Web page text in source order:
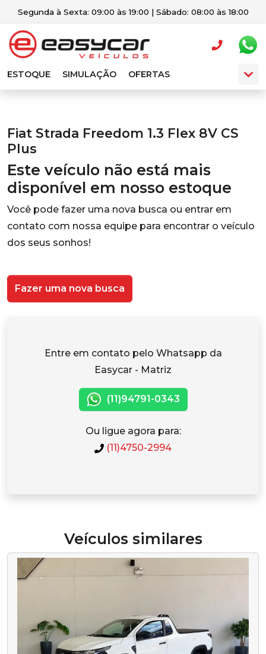
Segunda à Sexta: 09:00 às 19:00 | Sábado: 08:00 às 18:00
ESTOQUE SIMULAÇÃO OFERTAS
Fiat Strada Freedom 1.3 Flex 8V CS
Plus
Este veículo não está mais
disponível em nosso estoque
Você pode fazer uma nova busca ou entrar em
contato com nossa equipe para encontrar o veículo
dos seus sonhos!
Fazer uma nova busca
Entre em contato pelo Whatsapp da
Easycar - Matriz
(11)94791-0343
Ou ligue agora para:
(11)4750-2994
Veículos similares